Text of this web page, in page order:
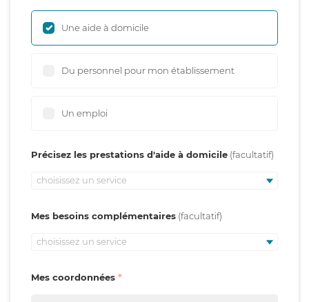
Une aide à domicile
Du personnel pour mon établissement
Un emploi
Précisez les prestations d'aide à domicile
choisissez un service
Mes besoins complémentaires
choisissez un service
Mes coordonnées